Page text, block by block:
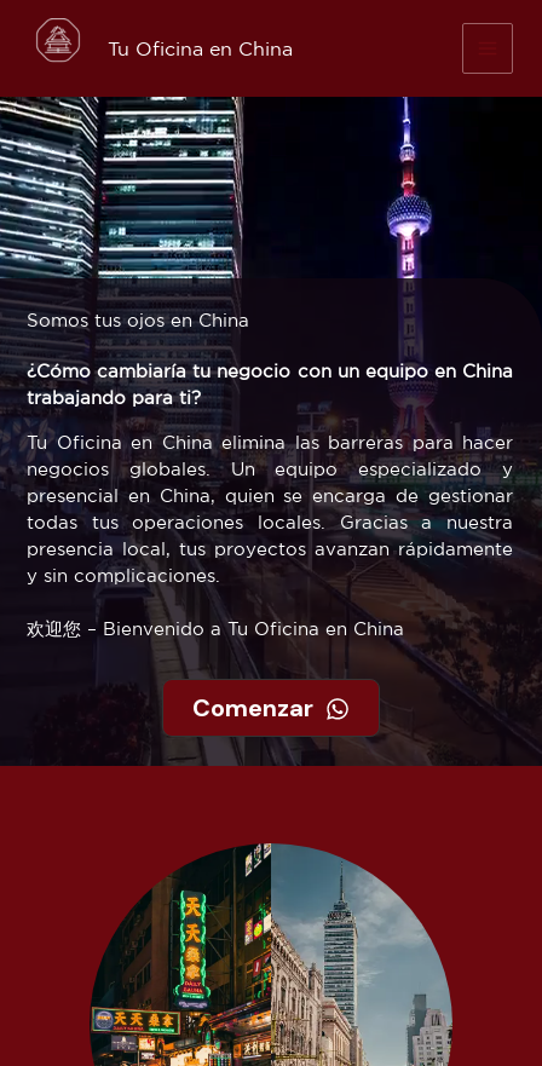
content
Tu Oficina en China
Somos tus ojos en China
¿Cómo cambiaría tu negocio con un equipo en China
trabajando para ti?
Tu Oficina en China elimina las barreras para hacer
negocios globales. Un equipo especializado y
presencial en China, quien se encarga de gestionar
todas tus operaciones locales. Gracias a nuestra
presencia local, tus proyectos avanzan rápidamente
y sin complicaciones.
欢迎您 – Bienvenido a Tu Oficina en China
Comenzar